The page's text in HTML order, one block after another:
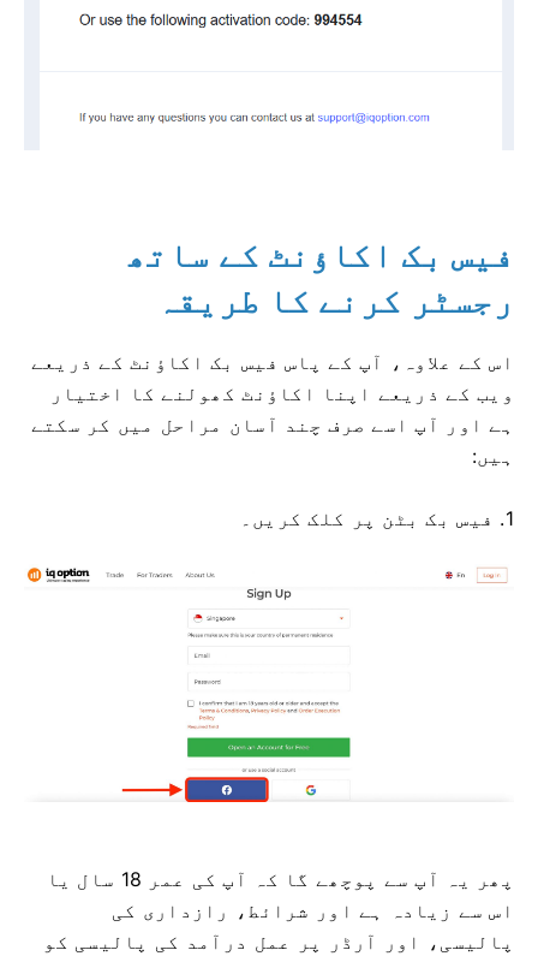
فیس بک اکاؤنٹ کے ساتھ
رجسٹر کرنے کا طریقہ
اس کے علاوہ، آپ کے پاس فیس بک اکاؤنٹ کے ذریعے
ویب کے ذریعے اپنا اکاؤنٹ کھولنے کا اختیار
ہے اور آپ اسے صرف چند آسان مراحل میں کر سکتے
ہیں:
1. فیس بک بٹن پر کلک کریں۔
پھر یہ آپ سے پوچھے گا کہ آپ کی عمر 18 سال یا
اس سے زیادہ ہے اور شرائط، رازداری کی
پالیسی، اور آرڈر پر عمل درآمد کی پالیسی کو